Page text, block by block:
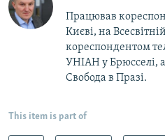
Працював
Києві, на
кореспондентом
УНІАН у Брюсселі,
Свобода в Празі.
This item is part of